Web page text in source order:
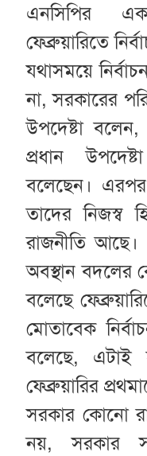
এনসিপির
ফেব্রুয়ারিতে
যথাসময়ে
না, সরকারের
উপদেষ্টা
প্রধান
বলেছেন। এরপর
তাদের নিজস্ব
রাজনীতি
অবস্থান বদলের
বলেছে
মোতাবেক
বলেছে, এটাই
ফেব্রুয়ারির
সরকার কোনো
নয়, সরকার